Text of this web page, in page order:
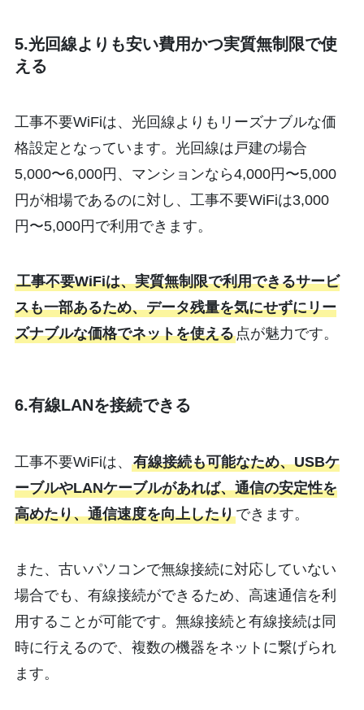
5.光回線よりも安い費用かつ実質無制限で使
える
工事不要WiFiは、光回線よりもリーズナブルな価
格設定となっています。光回線は戸建の場合
5,000〜6,000円、マンションなら4,000円〜5,000
円が相場であるのに対し、工事不要WiFiは3,000
円〜5,000円で利用できます。
工事不要WiFiは、実質無制限で利用できるサービ
スも一部あるため、データ残量を気にせずにリー
ズナブルな価格でネットを使える点が魅力です。
6.有線LANを接続できる
工事不要WiFiは、 有線接続も可能なため、USBケ
ーブルやLANケーブルがあれば、通信の安定性を
高めたり、通信速度を向上したりできます。
また、古いパソコンで無線接続に対応していない
場合でも、有線接続ができるため、高速通信を利
用することが可能です。無線接続と有線接続は同
時に行えるので、複数の機器をネットに繋げられ
ます。